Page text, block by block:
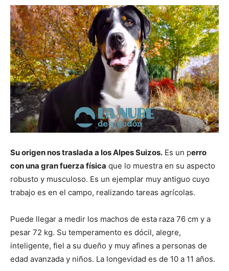
Su origen nos traslada a los Alpes Suizos. Es un perro
con una gran fuerza física que lo muestra en su aspecto
robusto y musculoso. Es un ejemplar muy antiguo cuyo
trabajo es en el campo, realizando tareas agrícolas.
Puede llegar a medir los machos de esta raza 76 cm y a
pesar 72 kg. Su temperamento es dócil, alegre,
inteligente, fiel a su dueño y muy afines a personas de
edad avanzada y niños. La longevidad es de 10 a 11 años.